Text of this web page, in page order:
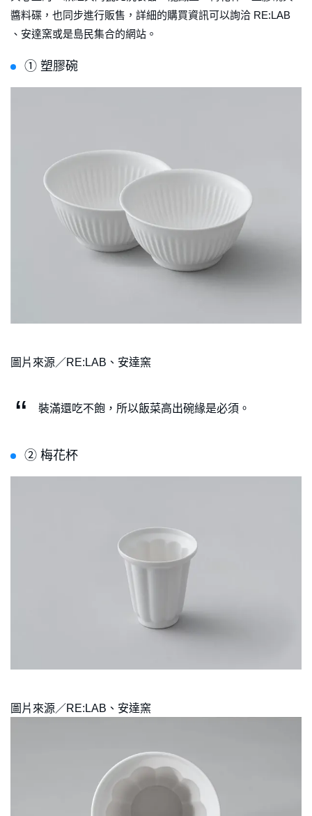
醬料碟，也同步進行販售，詳細的購買資訊可以詢洽 RE:LAB
、安達窯或是島民集合的網站。
➀ 塑膠碗
圖片來源／RE:LAB、安達窯
裝滿還吃不飽，所以飯菜高出碗緣是必須。
➁ 梅花杯
圖片來源／RE:LAB、安達窯